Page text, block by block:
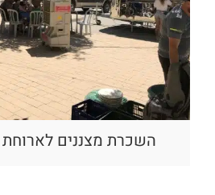
השכרת מצננים